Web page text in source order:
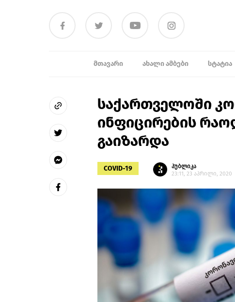
ᲛᲗᲐᲕᲐᲠᲘ ᲐᲮᲐᲚᲘ ᲐᲛᲑᲔᲑᲘ ᲡᲢᲐᲢᲘᲐ
საქართველოში
ინფიცირების
გაიზარდა
COVID-19
პუბლიკა
23:11, 23 აპრილი, 2020